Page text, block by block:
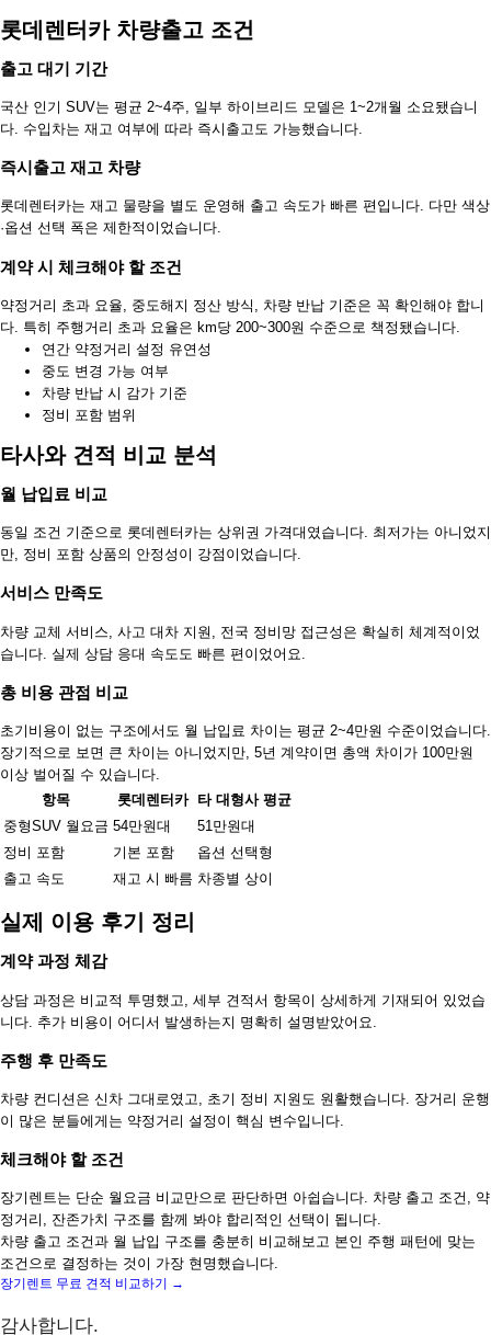
롯데렌터카 차량출고 조건
출고 대기 기간
국산 인기 SUV는 평균 2~4주, 일부 하이브리드 모델은 1~2개월 소요됐습니
다. 수입차는 재고 여부에 따라 즉시출고도 가능했습니다.
즉시출고 재고 차량
롯데렌터카는 재고 물량을 별도 운영해 출고 속도가 빠른 편입니다. 다만 색상
·옵션 선택 폭은 제한적이었습니다.
계약 시 체크해야 할 조건
약정거리 초과 요율, 중도해지 정산 방식, 차량 반납 기준은 꼭 확인해야 합니
다. 특히 주행거리 초과 요율은 km당 200~300원 수준으로 책정됐습니다.
연간 약정거리 설정 유연성
중도 변경 가능 여부
차량 반납 시 감가 기준
정비 포함 범위
타사와 견적 비교 분석
월 납입료 비교
동일 조건 기준으로 롯데렌터카는 상위권 가격대였습니다. 최저가는 아니었지
만, 정비 포함 상품의 안정성이 강점이었습니다.
서비스 만족도
차량 교체 서비스, 사고 대차 지원, 전국 정비망 접근성은 확실히 체계적이었
습니다. 실제 상담 응대 속도도 빠른 편이었어요.
총 비용 관점 비교
초기비용이 없는 구조에서도 월 납입료 차이는 평균 2~4만원 수준이었습니다.
장기적으로 보면 큰 차이는 아니었지만, 5년 계약이면 총액 차이가 100만원
이상 벌어질 수 있습니다.
항목
롯데렌터카 타 대형사 평균
중형SUV 월요금 54만원대
51만원대
정비 포함
기본 포함
옵션 선택형
출고 속도
재고 시 빠름 차종별 상이
실제 이용 후기 정리
계약 과정 체감
상담 과정은 비교적 투명했고, 세부 견적서 항목이 상세하게 기재되어 있었습
니다. 추가 비용이 어디서 발생하는지 명확히 설명받았어요.
주행 후 만족도
차량 컨디션은 신차 그대로였고, 초기 정비 지원도 원활했습니다. 장거리 운행
이 많은 분들에게는 약정거리 설정이 핵심 변수입니다.
체크해야 할 조건
장기렌트는 단순 월요금 비교만으로 판단하면 아쉽습니다. 차량 출고 조건, 약
정거리, 잔존가치 구조를 함께 봐야 합리적인 선택이 됩니다.
차량 출고 조건과 월 납입 구조를 충분히 비교해보고 본인 주행 패턴에 맞는
조건으로 결정하는 것이 가장 현명했습니다.
장기렌트 무료 견적 비교하기 →
감사합니다.